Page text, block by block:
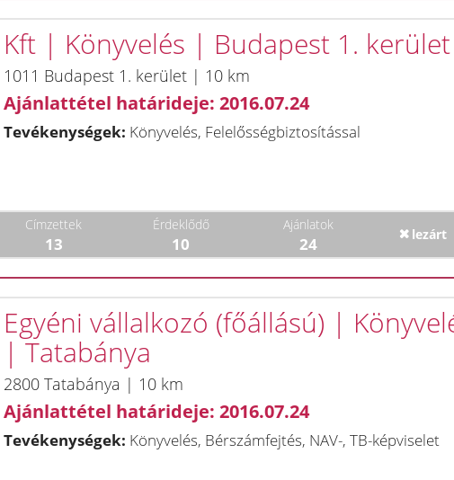
Kft | Könyvelés | Budapest 1. kerület
1011 Budapest 1. kerület | 10 km
Ajánlattétel határideje: 2016.07.24
Tevékenységek: Könyvelés, Felelősségbiztosítással
Címzettek
13
Érdeklődő
10
Ajánlatok
24 lezárt
Egyéni vállalkozó (főállású) |
| Tatabánya
2800 Tatabánya | 10 km
Ajánlattétel határideje: 2016.07.24
Tevékenységek: Könyvelés, Bérszámfejtés, NAV-, TB-képviselet